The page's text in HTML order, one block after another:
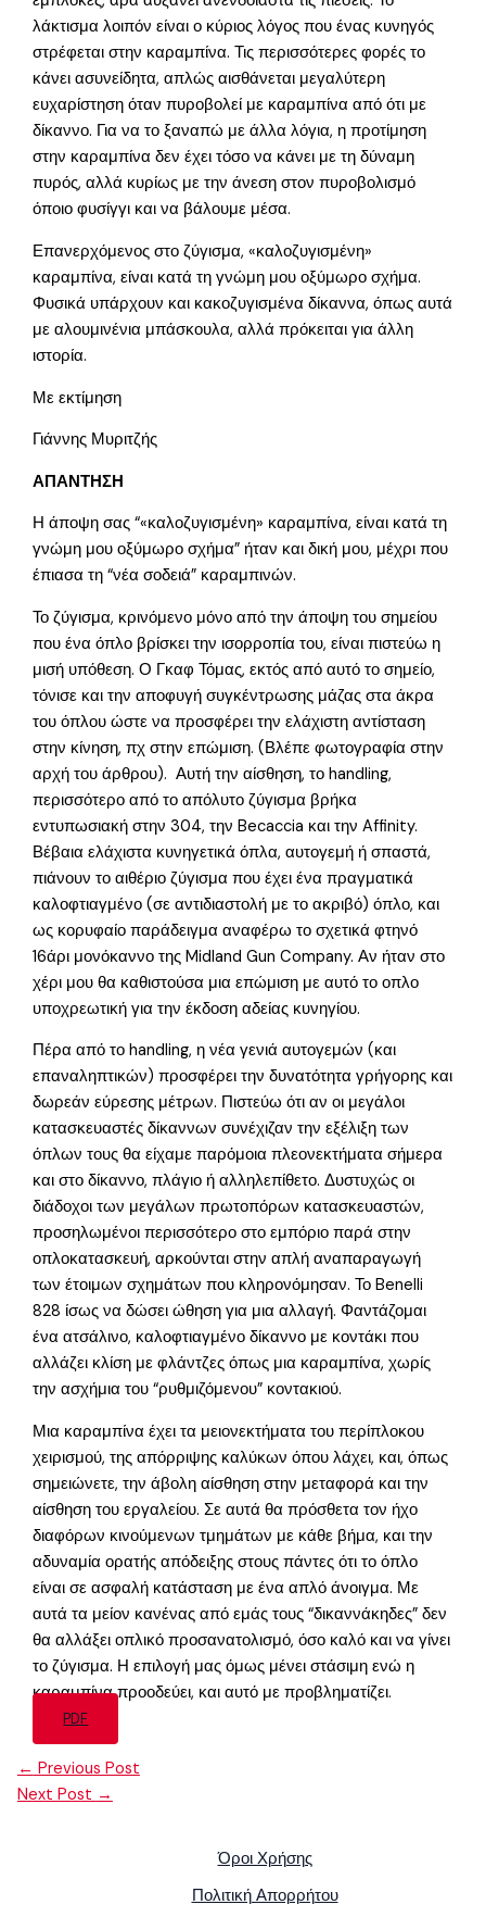
λάκτισμα λοιπόν είναι ο κύριος λόγος που ένας κυνηγός
στρέφεται στην καραμπίνα. Τις περισσότερες φορές το
κάνει ασυνείδητα, απλώς αισθάνεται μεγαλύτερη
ευχαρίστηση όταν πυροβολεί με καραμπίνα από ότι με
δίκαννο. Για να το ξαναπώ με άλλα λόγια, η προτίμηση
στην καραμπίνα δεν έχει τόσο να κάνει με τη δύναμη
πυρός, αλλά κυρίως με την άνεση στον πυροβολισμό
όποιο φυσίγγι και να βάλουμε μέσα.
Επανερχόμενος στο ζύγισμα, «καλοζυγισμένη»
καραμπίνα, είναι κατά τη γνώμη μου οξύμωρο σχήμα.
Φυσικά υπάρχουν και κακοζυγισμένα δίκαννα, όπως αυτά
με αλουμινένια μπάσκουλα, αλλά πρόκειται για άλλη
ιστορία.
Με εκτίμηση
Γιάννης Μυριτζής
ΑΠΑΝΤΗΣΗ
Η άποψη σας “«καλοζυγισμένη» καραμπίνα, είναι κατά τη
γνώμη μου οξύμωρο σχήμα” ήταν και δική μου, μέχρι που
έπιασα τη “νέα σοδειά” καραμπινών.
Το ζύγισμα, κρινόμενο μόνο από την άποψη του σημείου
που ένα όπλο βρίσκει την ισορροπία του, είναι πιστεύω η
μισή υπόθεση. Ο Γκαφ Τόμας, εκτός από αυτό το σημείο,
τόνισε και την αποφυγή συγκέντρωσης μάζας στα άκρα
του όπλου ώστε να προσφέρει την ελάχιστη αντίσταση
στην κίνηση, πχ στην επώμιση. (Βλέπε φωτογραφία στην
αρχή του άρθρου). Αυτή την αίσθηση, το handling,
περισσότερο από το απόλυτο ζύγισμα βρήκα
εντυπωσιακή στην 304, την Becaccia και την Affinity.
Βέβαια ελάχιστα κυνηγετικά όπλα, αυτογεμή ή σπαστά,
πιάνουν το αιθέριο ζύγισμα που έχει ένα πραγματικά
καλοφτιαγμένο (σε αντιδιαστολή με το ακριβό) όπλο, και
ως κορυφαίο παράδειγμα αναφέρω το σχετικά φτηνό
16άρι μονόκαννο της Midland Gun Company. Αν ήταν στο
χέρι μου θα καθιστούσα μια επώμιση με αυτό το οπλο
υποχρεωτική για την έκδοση αδείας κυνηγίου.
Πέρα από το handling, η νέα γενιά αυτογεμών (και
επαναληπτικών) προσφέρει την δυνατότητα γρήγορης και
δωρεάν εύρεσης μέτρων. Πιστεύω ότι αν οι μεγάλοι
κατασκευαστές δίκαννων συνέχιζαν την εξέλιξη των
όπλων τους θα είχαμε παρόμοια πλεονεκτήματα σήμερα
και στο δίκαννο, πλάγιο ή αλληλεπίθετο. Δυστυχώς οι
διάδοχοι των μεγάλων πρωτοπόρων κατασκευαστών,
προσηλωμένοι περισσότερο στο εμπόριο παρά στην
οπλοκατασκευή, αρκούνται στην απλή αναπαραγωγή
των έτοιμων σχημάτων που κληρονόμησαν. Το Benelli
828 ίσως να δώσει ώθηση για μια αλλαγή. Φαντάζομαι
ένα ατσάλινο, καλοφτιαγμένο δίκαννο με κοντάκι που
αλλάζει κλίση με φλάντζες όπως μια καραμπίνα, χωρίς
την ασχήμια του “ρυθμιζόμενου” κοντακιού.
Μια καραμπίνα έχει τα μειονεκτήματα του περίπλοκου
χειρισμού, της απόρριψης καλύκων όπου λάχει, και, όπως
σημειώνετε, την άβολη αίσθηση στην μεταφορά και την
αίσθηση του εργαλείου. Σε αυτά θα πρόσθετα τον ήχο
διαφόρων κινούμενων τμημάτων με κάθε βήμα, και την
αδυναμία ορατής απόδειξης στους πάντες ότι το όπλο
είναι σε ασφαλή κατάσταση με ένα απλό άνοιγμα. Με
αυτά τα μείον κανένας από εμάς τους “δικαννάκηδες” δεν
θα αλλάξει οπλικό προσανατολισμό, όσο καλό και να γίνει
το ζύγισμα. Η επιλογή μας όμως μένει στάσιμη ενώ η
καραμπίνα προοδεύει, και αυτό με προβληματίζει.
PDF
← Previous Post
Next Post →
Όροι Χρήσης
Πολιτική Απορρήτου